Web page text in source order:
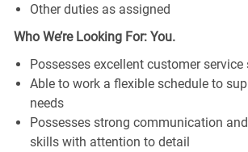
Other duties as assigned
Who We’re Looking For: You.
Possesses excellent customer service
Able to work a flexible schedule to
needs
Possesses strong communication
skills with attention to detail